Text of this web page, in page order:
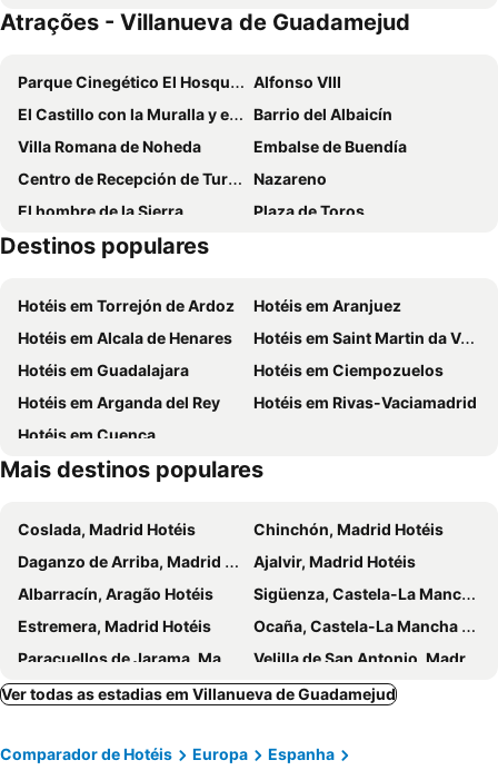
Atrações - Villanueva de Guadamejud
Parque Cinegético El Hosquillo
Alfonso VIII
El Castillo con la Muralla y el Arco de Bezudo
Barrio del Albaicín
Villa Romana de Noheda
Embalse de Buendía
Centro de Recepción de Turistas
Nazareno
El hombre de la Sierra
Plaza de Toros
Monumento a los muertos en Africa
Casa de los Marqueses de Priego
Estación de Tren
La Fuente de los Cuatro Caños
Diputación Provincial
Destinos populares
Hotéis em Torrejón de Ardoz
Hotéis em Aranjuez
Hotéis em Alcala de Henares
Hotéis em Saint Martin da Vega
Hotéis em Guadalajara
Hotéis em Ciempozuelos
Hotéis em Arganda del Rey
Hotéis em Rivas-Vaciamadrid
Hotéis em Cuenca
Mais destinos populares
Coslada, Madrid Hotéis
Chinchón, Madrid Hotéis
Daganzo de Arriba, Madrid Hotéis
Ajalvir, Madrid Hotéis
Albarracín, Aragão Hotéis
Sigüenza, Castela-La Mancha Hotéis
Estremera, Madrid Hotéis
Ocaña, Castela-La Mancha Hotéis
Paracuellos de Jarama, Madrid Hotéis
Velilla de San Antonio, Madrid Hotéis
Belmonte, Castela-La Mancha Hotéis
Tarancón, Castela-La Mancha Hotéis
San Fernando de Henares, Madrid Hotéis
Fuentidueña de Tajo, Madrid Hotéis
Ver todas as estadias em Villanueva de Guadamejud
Comparador de Hotéis Europa
Espanha